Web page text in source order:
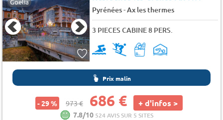
Pyrénées-Ax les thermes
3 PIECES CABINE 8 PERS.
Prix malin
- 29 % 973 € 686 € + d'infos >
7.8/10 524 AVIS SUR 5 SITES